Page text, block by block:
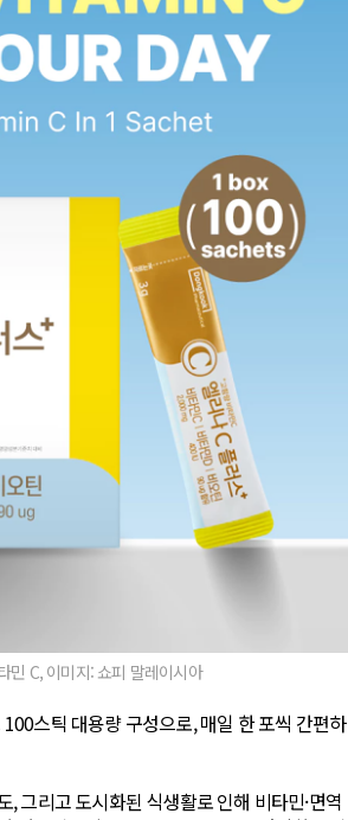
C, 이미지: 쇼피 말레이시아
스틱 대용량 구성으로, 매일 한 포씩 간편하
그리고 도시화된 식생활로 인해 비타민·면역